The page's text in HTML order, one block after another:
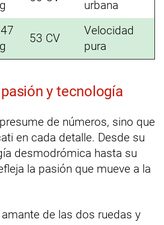
urbana
53 CV
Velocidad
pura
y tecnología
de números, sino que
en cada detalle. Desde su
desmodrómica hasta su
la pasión que mueve a la
de las dos ruedas y